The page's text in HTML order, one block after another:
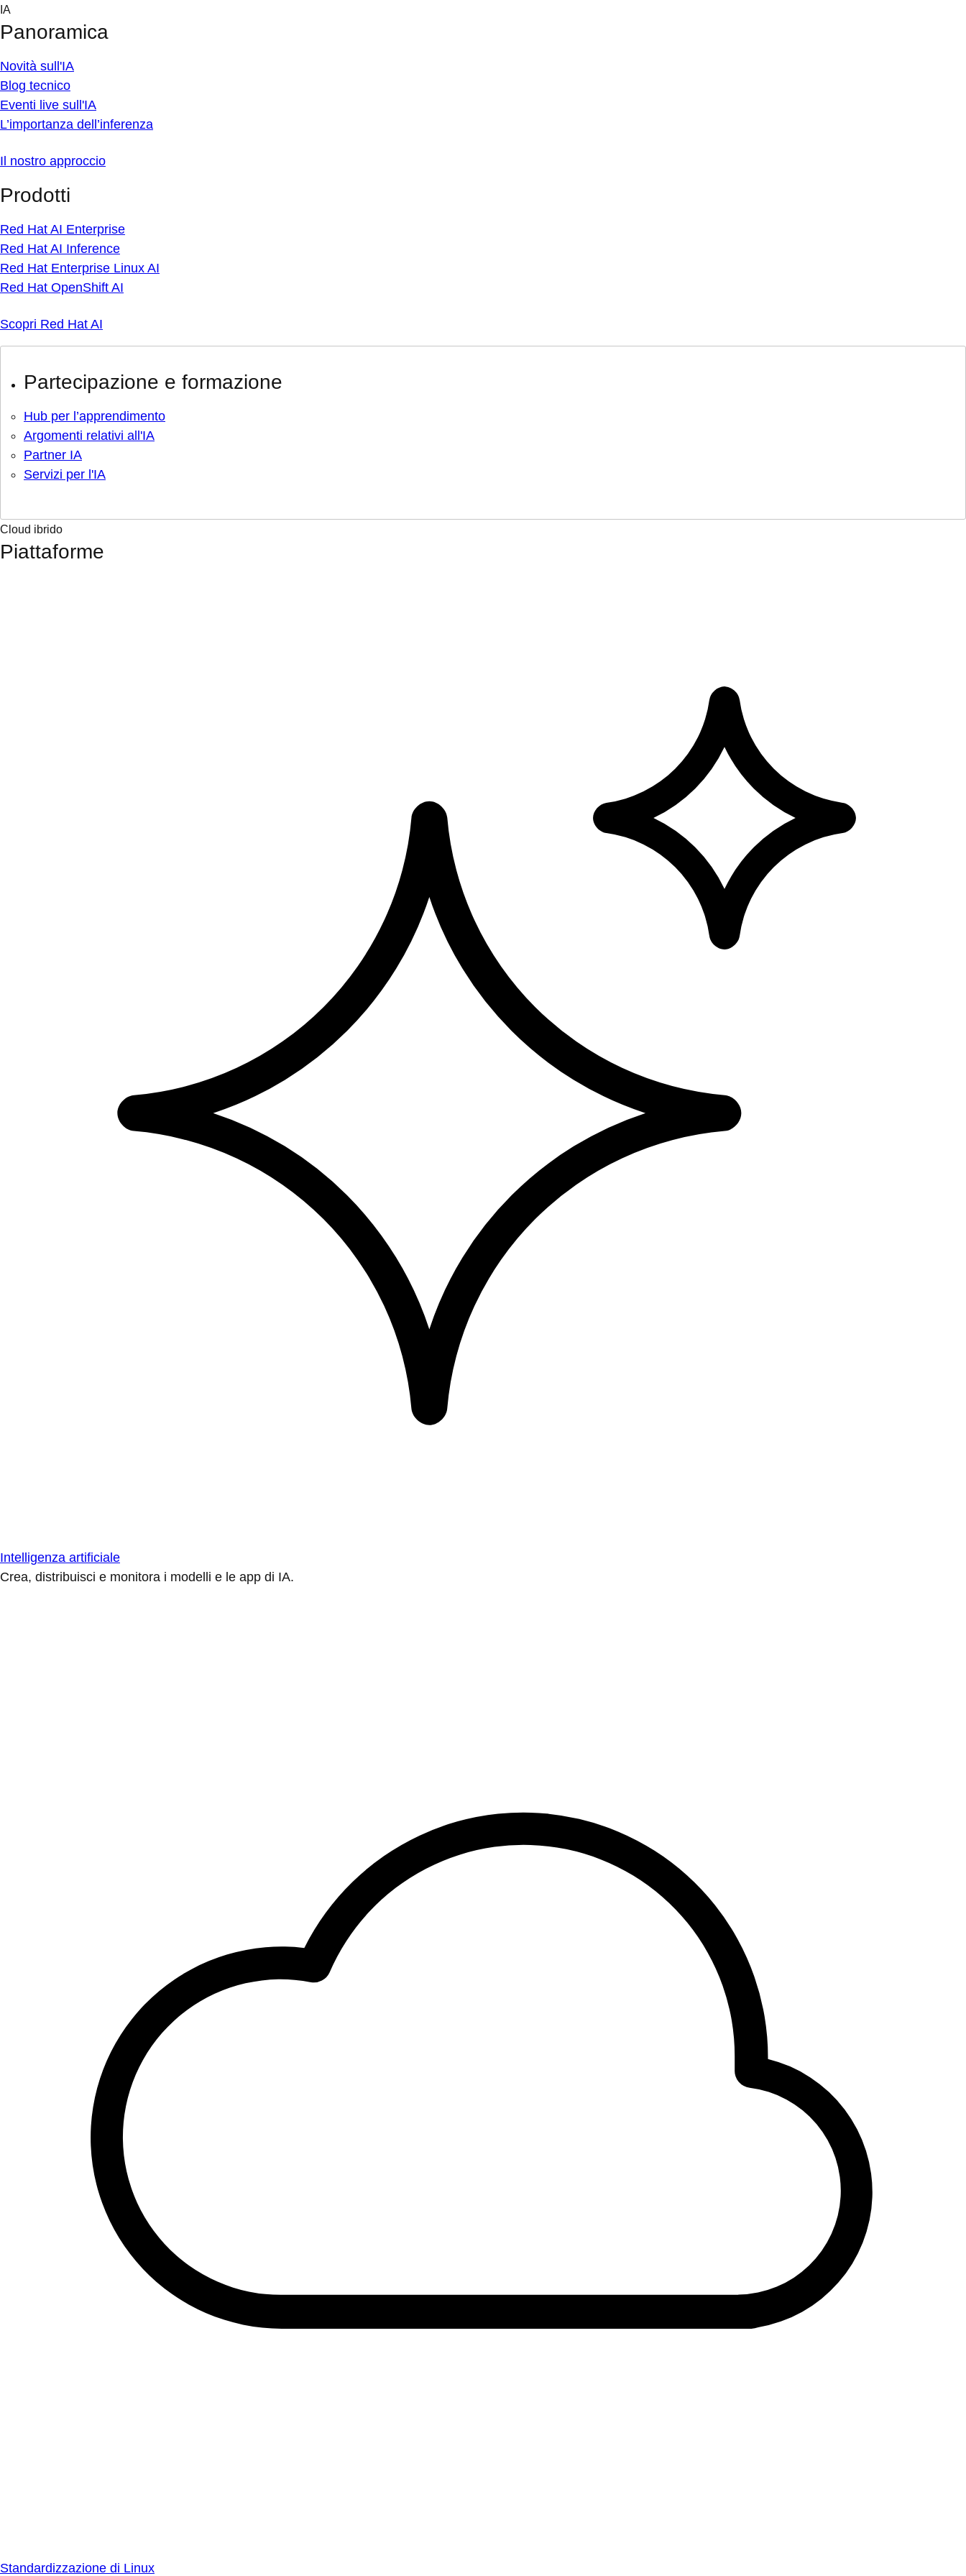
Skip
content
IA
Panoramica
Novità sull'IA
Blog tecnico
Eventi live sull'IA
L’importanza dell’inferenza
Il nostro approccio
Prodotti
Red Hat AI Enterprise
Red Hat AI Inference
Red Hat Enterprise Linux AI
Red Hat OpenShift AI
Scopri Red Hat AI
Partecipazione e formazione
Hub per l’apprendimento
Argomenti relativi all'IA
Partner IA
Servizi per l'IA
Cloud ibrido
Piattaforme
Intelligenza artificiale
Crea, distribuisci e monitora i modelli e le app di IA.
Standardizzazione di Linux